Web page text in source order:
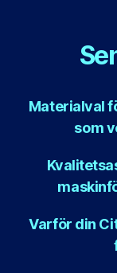
Materialval
som
Varför din